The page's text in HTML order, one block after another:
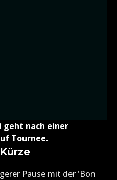
geht nach einer
Tournee.
Pause mit der 'Bon